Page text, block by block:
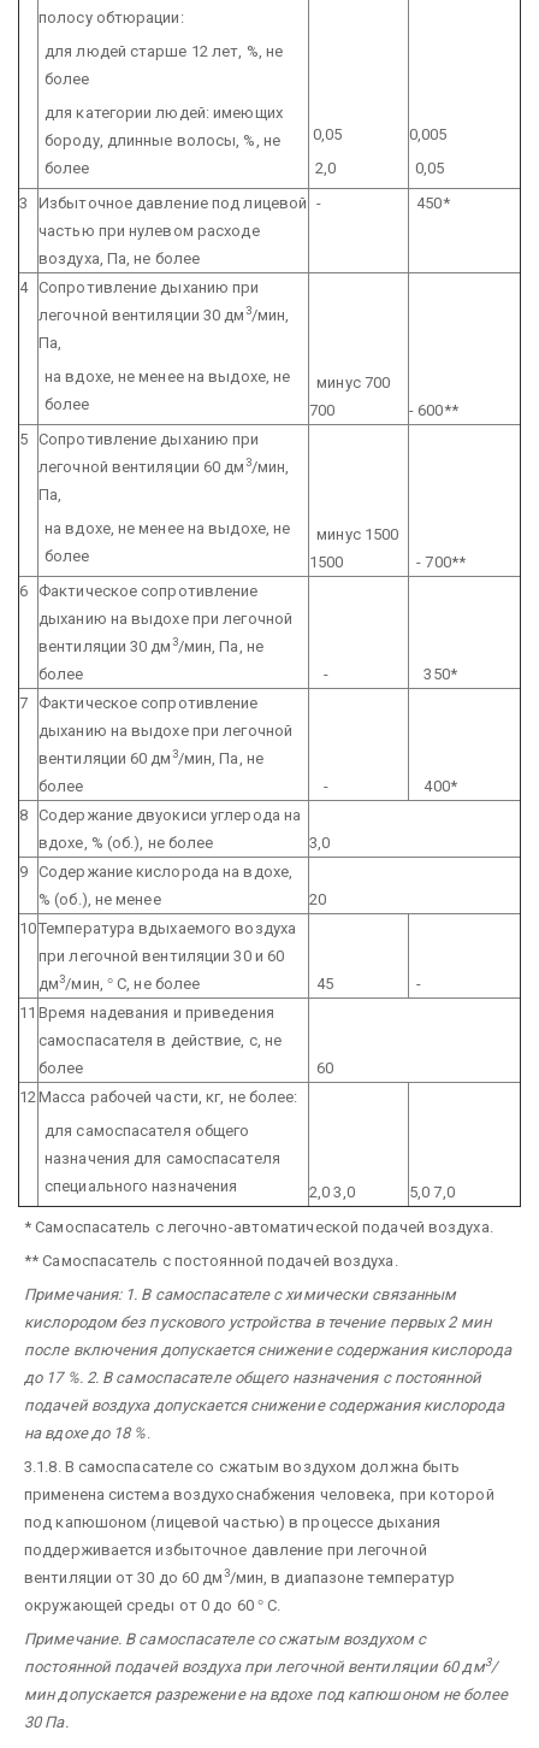
полосу обтюрации:
для людей старше 12 лет, %, не
более
для категории людей: имеющих
бороду, длинные волосы, %, не
более
0,05
2,0
0,005
0,05
3
Избыточное давление под лицевой
частью при нулевом расходе
воздуха, Па, не более
- 450*
4 Сопротивление дыханию при
легочной вентиляции 30 дм3/мин,
Па,
на вдохе, не менеена выдохе, не
более
минус 700
700
- 600**
5 Сопротивление дыханию при
легочной вентиляции 60 дм3/мин,
Па,
на вдохе, не менеена выдохе, не
более
минус 1500
1500
- 700**
6
Фактическое сопротивление
дыханию на выдохе при легочной
вентиляции 30 дм3/мин, Па, не
более
-
350*
7
Фактическое сопротивление
дыханию на выдохе при легочной
вентиляции 60 дм3/мин, Па, не
более
-
400*
8 Содержание двуокиси углерода на
вдохе, % (об.), не более
3,0
9 Содержание кислорода на вдохе,
% (об.), не менее
20
10Температура вдыхаемого воздуха
при легочной вентиляции 30 и 60
дм3/мин, ° С, не более 45
-
11 Время надевания и приведения
самоспасателя в действие, с, не
более
60
12 Масса рабочей части, кг, не более:
для самоспасателя общего
назначения для самоспасателя
специального назначения
2,0 3,0 5,0 7,0
* Самоспасатель с легочно-автоматической подачей воздуха.
** Самоспасатель с постоянной подачей воздуха.
Примечания: 1. В самоспасателе с химически связанным
кислородом без пускового устройства в течение первых 2 мин
после включения допускается снижение содержания кислорода
до 17 %. 2. В самоспасателе общего назначения с постоянной
подачей воздуха допускается снижение содержания кислорода
на вдохе до 18 %
3.1.8. В самоспасателе со сжатым воздухом должна быть
применена система воздухоснабжения человека, при которой
под капюшоном (лицевой частью) в процессе дыхания
поддерживается избыточное давление при легочной
вентиляции от 30 до 60 дм3/мин, в диапазоне температур
окружающей среды от 0 до 60 °С.
Примечание. В самоспасателе со сжатым воздухом с
постоянной подачей воздуха при легочной вентиляции 60 дм3/
мин допускается разрежение на вдохе под капюшоном не более
30 Па.